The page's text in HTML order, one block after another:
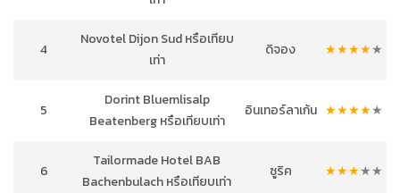
4
Novotel Dijon Sud หรือเทียบ
เท่า
ดิจอง ★★★★★
5
Dorint Bluemlisalp
Beatenberg หรือเทียบเท่า
อินเทอร์ลาเก้น ★★★★★
6
Tailormade Hotel BAB
Bachenbulach หรือเทียบเท่า
ซูริค ★★★★★